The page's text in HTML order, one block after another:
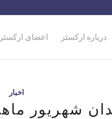
درباره ارکستر اعضای ارکستر
اخبار
شهریور